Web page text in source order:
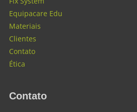
Equipacare Edu
Materiais
Clientes
Contato
Ética
Contato